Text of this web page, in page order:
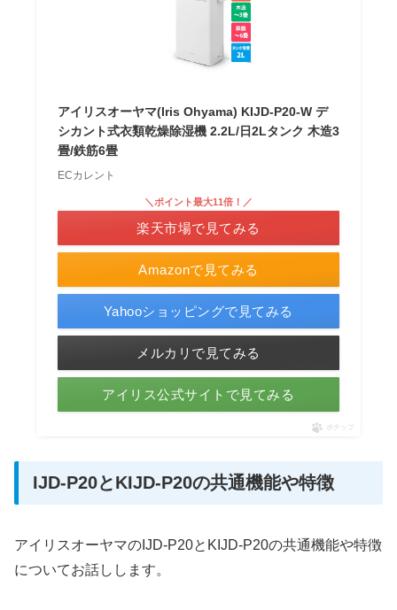
アイリスオーヤマ(Iris Ohyama) KIJD-P20-W デ
シカント式衣類乾燥除湿機 2.2L/日2Lタンク 木造3
畳/鉄筋6畳
ECカレント
Amazonで見てみる
＼ポイント最大11倍！／
楽天市場で見てみる
Yahooショッピングで見てみる
メルカリで見てみる
アイリス公式サイトで見てみる
ポチップ
IJD-P20とKIJD-P20の共通機能や特徴
アイリスオーヤマのIJD-P20とKIJD-P20の共通機能や特徴
についてお話しします。